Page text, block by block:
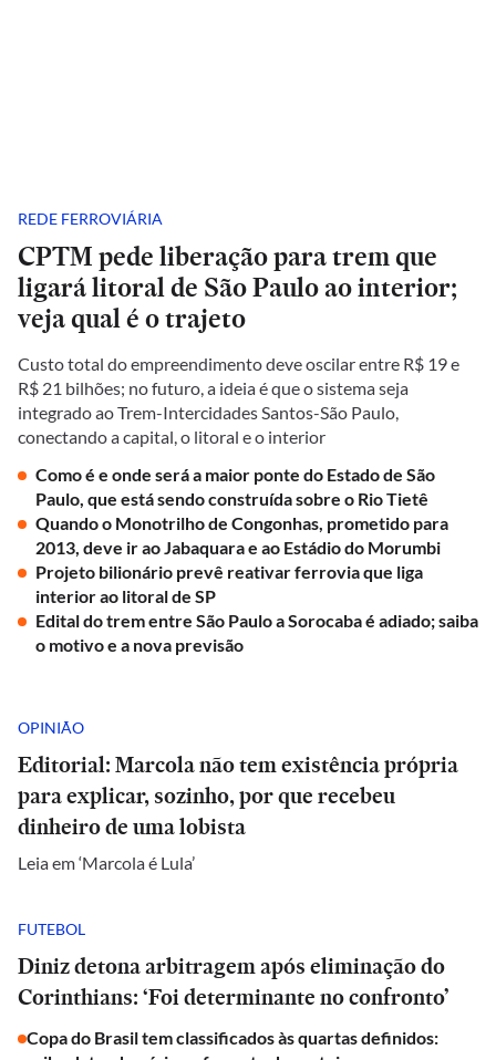
REDE FERROVIÁRIA
CPTM pede liberação para trem que
ligará litoral de São Paulo ao interior;
veja qual é o trajeto
Custo total do empreendimento deve oscilar entre R$ 19 e
R$ 21 bilhões; no futuro, a ideia é que o sistema seja
integrado ao Trem-Intercidades Santos-São Paulo,
conectando a capital, o litoral e o interior
Como é e onde será a maior ponte do Estado de São
Paulo, que está sendo construída sobre o Rio Tietê
Quando o Monotrilho de Congonhas, prometido para
2013, deve ir ao Jabaquara e ao Estádio do Morumbi
Projeto bilionário prevê reativar ferrovia que liga
interior ao litoral de SP
Edital do trem entre São Paulo a Sorocaba é adiado; saiba
o motivo e a nova previsão
OPINIÃO
Editorial: Marcola não tem existência própria
para explicar, sozinho, por que recebeu
dinheiro de uma lobista
Leia em ‘Marcola é Lula’
FUTEBOL
Diniz detona arbitragem após eliminação do
Corinthians: ‘Foi determinante no confronto’
Copa do Brasil tem classificados às quartas definidos: